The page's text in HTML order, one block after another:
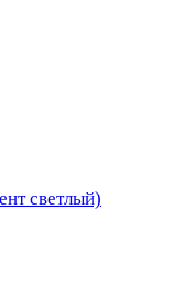
светлый)